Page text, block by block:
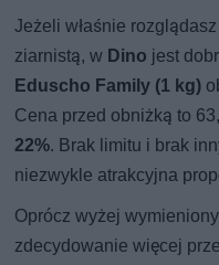
Jeżeli właśnie
ziarnistą, w Dino jest
Eduscho Family (1 kg)
Cena przed obniżką to
22%. Brak limitu i brak
niezwykle atrakcyjna
Oprócz wyżej
zdecydowanie więcej